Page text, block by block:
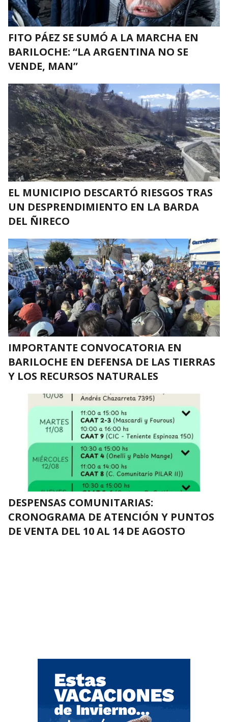
FITO PÁEZ SE SUMÓ A LA MARCHA EN
BARILOCHE: “LA ARGENTINA NO SE
VENDE, MAN”
EL MUNICIPIO DESCARTÓ RIESGOS TRAS
UN DESPRENDIMIENTO EN LA BARDA
DEL ÑIRECO
IMPORTANTE CONVOCATORIA EN
BARILOCHE EN DEFENSA DE LAS TIERRAS
Y LOS RECURSOS NATURALES
DESPENSAS COMUNITARIAS:
CRONOGRAMA DE ATENCIÓN Y PUNTOS
DE VENTA DEL 10 AL 14 DE AGOSTO